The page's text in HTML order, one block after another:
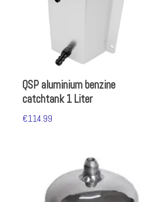
QSP aluminium benzine
catchtank 1 Liter
€114.99